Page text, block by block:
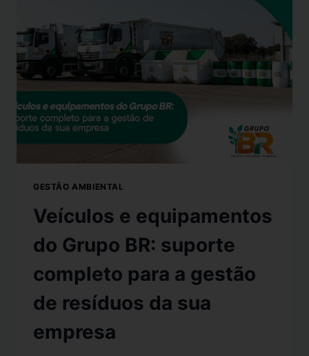
GESTÃO AMBIENTAL
Veículos e equipamentos
do Grupo BR: suporte
completo para a gestão
de resíduos da sua
empresa